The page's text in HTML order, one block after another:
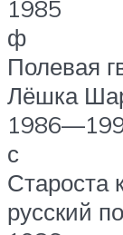
1985
ф
Полевая
Лёшка
с
Староста
русский